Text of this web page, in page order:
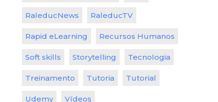
RaleducNews RaleducTV
Rapid eLearning Recursos Humanos
Soft skills Storytelling Tecnologia
Treinamento Tutoria Tutorial
Udemy Vídeos